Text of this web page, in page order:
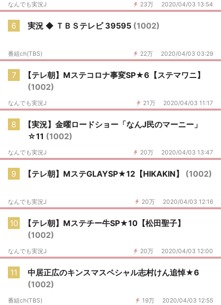
23万 2020/04/03 13:54
なんでも実況J
6 実況 ◆ ＴＢＳテレビ 39595 (1002)
22万 2020/04/03 03:29
番組ch(TBS)
7
【テレ朝】Mステコロナ事変SP★6【ステマワニ】
(1002)
21万 2020/04/03 11:17
なんでも実況J
8
【実況】金曜ロードショー「なんJ民のマーニー」
☆11 (1002)
20万 2020/04/03 13:47
なんでも実況J
9 【テレ朝】MステGLAYSP★12【HIKAKIN】 (1002)
20万 2020/04/03 12:16
なんでも実況J
10
【テレ朝】Mステチー牛SP★10【松田聖子】
(1002)
20万 2020/04/03 12:00
なんでも実況J
11
中居正広のキンスマスペシャル志村けん追悼★6
(1002)
19万 2020/04/03 12:55
番組ch(TBS)